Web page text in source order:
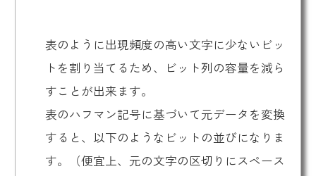
表のように出現頻度の高い文字に少ないビッ
トを割り当てるため、ビット列の容量を減ら
すことが出来ます。
表のハフマン記号に基づいて元データを変換
すると、以下のようなビットの並びになりま
す。（便宜上、元の文字の区切りにスペース